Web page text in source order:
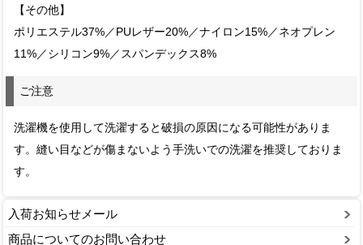
【その他】
ポリエステル37%／PUレザー20%／ナイロン15%／ネオプレン
11%／シリコン9%／スパンデックス8%
ご注意
洗濯機を使用して洗濯すると破損の原因になる可能性がありま
す。縫い目などが傷まないよう手洗いでの洗濯を推奨しておりま
す。
入荷お知らせメール
商品についてのお問い合わせ